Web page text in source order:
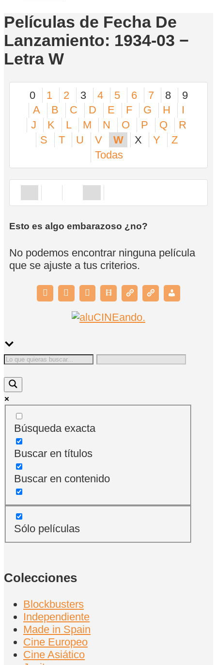
Películas de Fecha De
Lanzamiento: 1934-03 −
Letra W
0 1 2 3 4 5 6 7 8
9
A
B C D E F G H
I
J
K L M N O P Q
R
S
T U V W X Y
Z
Todas
Esto es algo embarazoso ¿no?
No podemos encontrar ninguna película
que se ajuste a tus criterios.
Búsqueda exacta
Buscar en títulos
Buscar en contenido
Sólo películas
Colecciones
Blockbusters
Independiente
Made in Spain
Cine Europeo
Cine Asiático